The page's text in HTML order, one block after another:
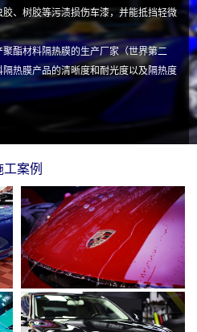
、树胶等污渍损伤车漆，并能抵挡轻微
酯材料隔热膜的生产厂家（世界第二
热膜产品的清晰度和耐光度以及隔热度
工案例